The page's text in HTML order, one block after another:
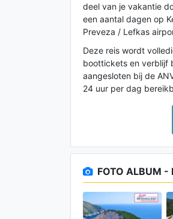
deel van je vakantie
een aantal dagen op
Preveza / Lefkas
Deze reis wordt
boottickets en verblijf
aangesloten bij de
24 uur per dag
FOTO ALBUM -